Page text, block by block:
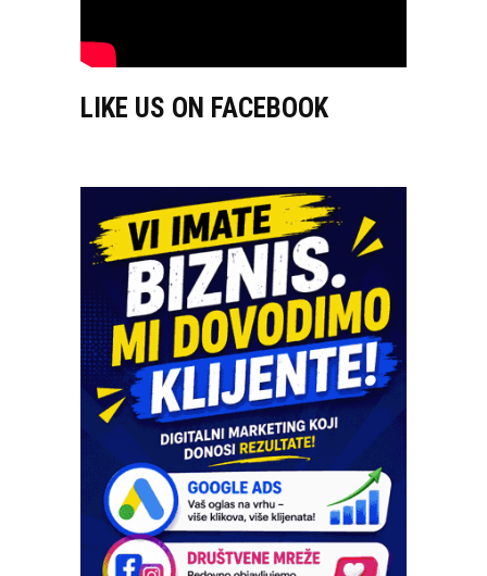
LIKE US ON FACEBOOK